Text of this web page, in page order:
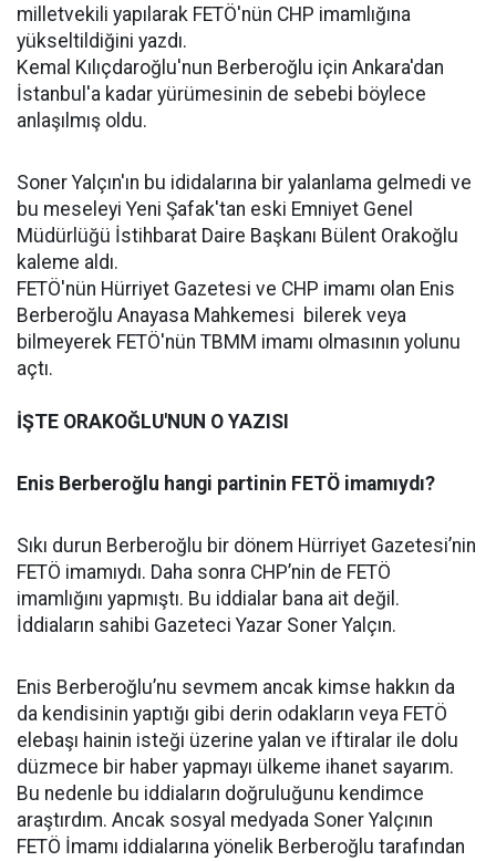
milletvekili yapılarak FETÖ'nün CHP imamlığına
yükseltildiğini yazdı.
Kemal Kılıçdaroğlu'nun Berberoğlu için Ankara'dan
İstanbul'a kadar yürümesinin de sebebi böylece
anlaşılmış oldu.
Soner Yalçın'ın bu ididalarına bir yalanlama gelmedi ve
bu meseleyi Yeni Şafak'tan eski Emniyet Genel
Müdürlüğü İstihbarat Daire Başkanı Bülent Orakoğlu
kaleme aldı.
FETÖ'nün Hürriyet Gazetesi ve CHP imamı olan Enis
Berberoğlu Anayasa Mahkemesi bilerek veya
bilmeyerek FETÖ'nün TBMM imamı olmasının yolunu
açtı.
İŞTE ORAKOĞLU'NUN O YAZISI
Enis Berberoğlu hangi partinin FETÖ imamıydı?
Sıkı durun Berberoğlu bir dönem Hürriyet Gazetesi’nin
FETÖ imamıydı. Daha sonra CHP’nin de FETÖ
imamlığını yapmıştı. Bu iddialar bana ait değil.
İddiaların sahibi Gazeteci Yazar Soner Yalçın.
Enis Berberoğlu’nu sevmem ancak kimse hakkın da
da kendisinin yaptığı gibi derin odakların veya FETÖ
elebaşı hainin isteği üzerine yalan ve iftiralar ile dolu
düzmece bir haber yapmayı ülkeme ihanet sayarım.
Bu nedenle bu iddiaların doğruluğunu kendimce
araştırdım. Ancak sosyal medyada Soner Yalçının
FETÖ İmamı iddialarına yönelik Berberoğlu tarafından